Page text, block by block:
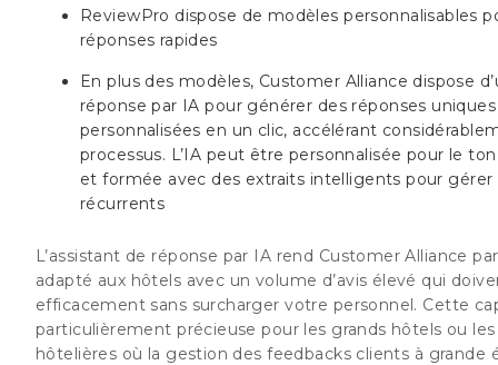
ReviewPro dispose de modèles personnalisables
réponses rapides
En plus des modèles, Customer Alliance dispose
réponse par IA pour générer des réponses
personnalisées en un clic, accélérant
processus. L’IA peut être personnalisée pour le
et formée avec des extraits intelligents pour gérer
récurrents
L’assistant de réponse par IA rend Customer Alliance
adapté aux hôtels avec un volume d’avis élevé qui
efficacement sans surcharger votre personnel. Cette
particulièrement précieuse pour les grands hôtels ou
hôtelières où la gestion des feedbacks clients à grande